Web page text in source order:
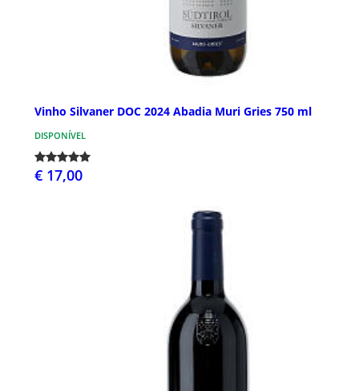
Vinho Silvaner DOC 2024 Abadia Muri Gries 750 ml
DISPONÍVEL
€ 17,00